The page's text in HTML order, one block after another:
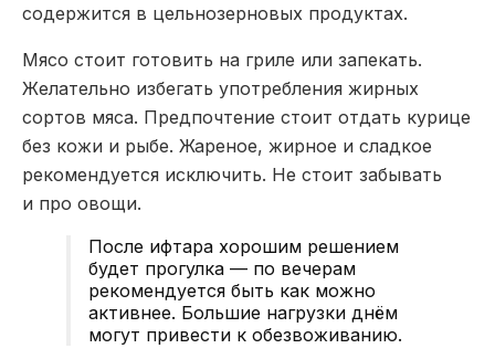
содержится в цельнозерновых продуктах.
Мясо стоит готовить на гриле или запекать.
Желательно избегать употребления жирных
сортов мяса. Предпочтение стоит отдать курице
без кожи и рыбе. Жареное, жирное и сладкое
рекомендуется исключить. Не стоит забывать
и про овощи.
После ифтара хорошим решением
будет прогулка — по вечерам
рекомендуется быть как можно
активнее. Большие нагрузки днём
могут привести к обезвоживанию.